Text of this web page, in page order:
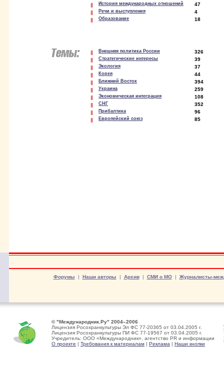
История международных отношений 47
Речи и выступления 4
Образование 18
Внешняя политика России 326
Стратегические интересы 39
Экология 37
Корея 44
Ближний Восток 394
Украина 259
Экономическая интеграция 108
СНГ 352
Прибалтика 96
Европейский союз 85
Форумы | Наши авторы | Архив| СМИ о МО| Журналисты-
© "Международник.Ру" 2004–2006
Лицензия Росохранкультуры Эл ФС 77-20365 от 03.04.2005 г.
Лицензия Росохранкультуры ПИ ФС 77-19567 от 03.04.2005 г.
Учредитель: ООО «Международник», агентство PR и информации
О проекте | Требования к материалам | Реклама | Наши кнопки